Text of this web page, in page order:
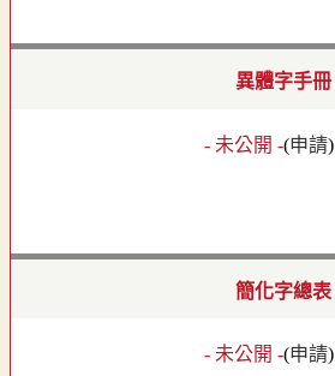
異體字手冊
- 未公開 -(申請)
簡化字總表
- 未公開 -(申請)